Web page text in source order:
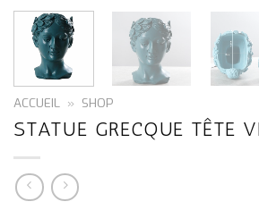
ACCUEIL » SHOP
STATUE GRECQUE TÊTE